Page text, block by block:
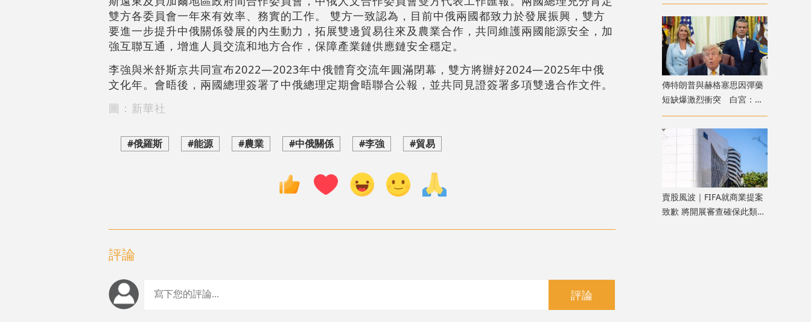
雙方各委員會一年來有效率、務實的工作。 雙方一致認為，目前中俄兩國都致力於發展振興，雙方
要進一步提升中俄關係發展的內生動力，拓展雙邊貿易往來及農業合作，共同維護兩國能源安全，加
強互聯互通，增進人員交流和地方合作，保障產業鏈供應鏈安全穩定。
李強與米舒斯京共同宣布2022—2023年中俄體育交流年圓滿閉幕，雙方將辦好2024—2025年中俄
文化年。會晤後，兩國總理簽署了中俄總理定期會晤聯合公報，並共同見證簽署多項雙邊合作文件。
圖：新華社
#俄羅斯 #能源 #農業 #中俄關係 #李強 #貿易
評論
評論
傳特朗普與赫格塞思因彈藥
短缺爆激烈衝突 白宮：假
新聞
​賣股風波｜FIFA就商業提案
致歉 將開展審查確保此類情